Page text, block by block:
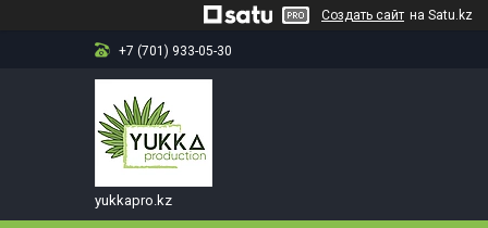
Создать сайт на Satu.kz
+7 (701) 933-05-30
yukkapro.kz